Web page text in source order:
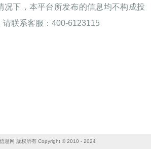
况下，本平台所发布的信息均不构成投
请联系客服：400-6123115
息网 版权所有 Copyright © 2010 - 2024